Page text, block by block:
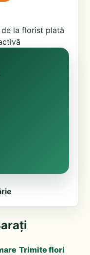
la florist plată
Trimite flori